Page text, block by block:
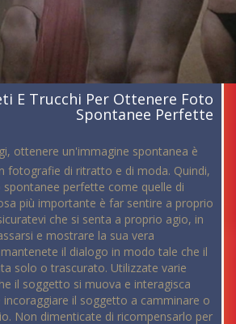
E Trucchi Per Ottenere Foto
Spontanee Perfette
ottenere un'immagine spontanea è
fotografie di ritratto e di moda. Quindi,
perfette come quelle di
più importante è far sentire a proprio
che si senta a proprio agio, in
e mostrare la sua vera
il dialogo in modo tale che il
solo o trascurato. Utilizzate varie
il soggetto si muova e interagisca
incoraggiare il soggetto a camminare o
Non dimenticate di ricompensarlo per